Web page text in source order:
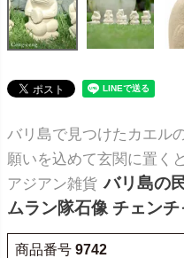
バリ島で見つけたカエル
願いを込めて玄関に置く
アジアン雑貨 バリ島の
ムラン隊石像 チェン
商品番号 9742